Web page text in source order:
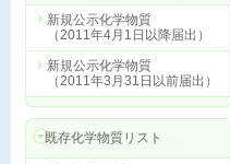
新規公示化学物質
（2011年4月1日以降届出）
新規公示化学物質
（2011年3月31日以前届出）
既存化学物質リスト